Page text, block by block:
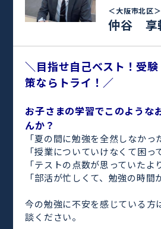
＜大阪市北区
仲谷 享
＼目指せ自己ベスト！受
策ならトライ！／
お子さまの学習でこのような
んか？
「夏の間に勉強を全然しなかっ
「授業についていけなくて困っ
「テストの点数が思っていたよ
「部活が忙しくて、勉強の時間
今の勉強に不安を感じている方
談ください。